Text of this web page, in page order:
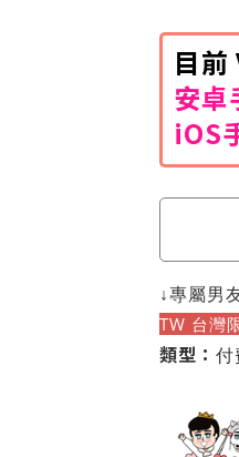
目前
安
iOS
↓專屬男
TW 台灣
類型： 付